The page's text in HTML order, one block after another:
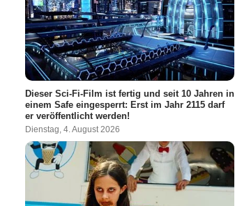
Dieser Sci-Fi-Film ist fertig und seit 10 Jahren in
einem Safe eingesperrt: Erst im Jahr 2115 darf
er veröffentlicht werden!
Dienstag, 4. August 2026